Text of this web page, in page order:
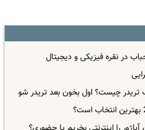
در نقره فیزیکی و دیجیتال
چیست؟ اول بخون بعد تریدر شو